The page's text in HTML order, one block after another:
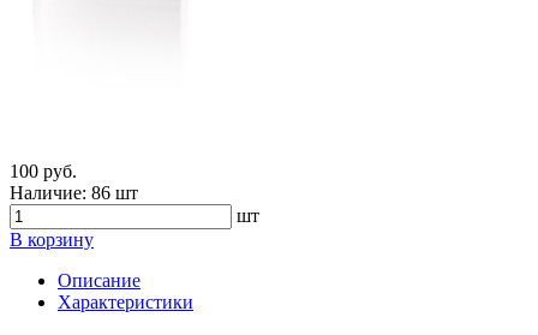
100 руб.
Наличие: 86 шт
шт
В корзину
Описание
Характеристики